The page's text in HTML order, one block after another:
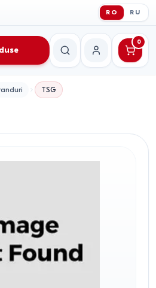
RO RU
CăutareContul meu
0
TSG